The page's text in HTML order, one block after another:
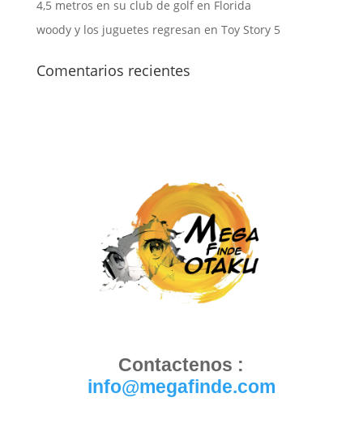
4,5 metros en su club de golf en Florida
woody y los juguetes regresan en Toy Story 5
Comentarios recientes
Contactenos :
info@megafinde.com